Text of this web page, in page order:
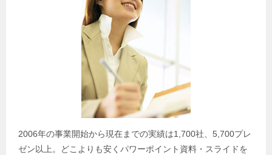
2006年の事業開始から現在までの実績は1,700社、5,700プレ
ゼン以上。どこよりも安くパワーポイント資料・スライドを